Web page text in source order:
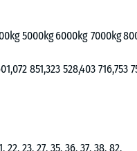
5000kg6000kg 7000kg
2 851,323 528,403 716,753
22, 23, 27, 35, 36, 37, 38, 82,